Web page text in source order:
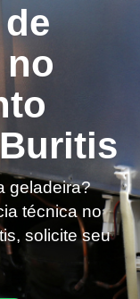
no
geladeira?
técnica no
solicite seu